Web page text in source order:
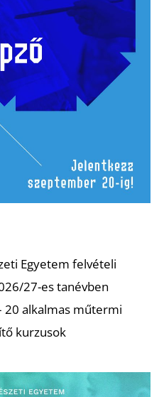
Egyetem felvételi
27-es tanévben
20 alkalmas műtermi
kurzusok